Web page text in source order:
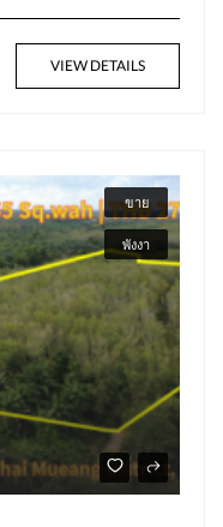
VIEW DETAILS
ขาย
พังงา